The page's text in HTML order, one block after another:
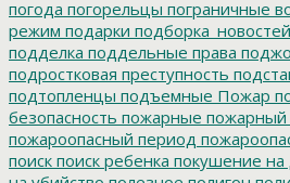
погода погорельцы пограничные
режим подарки подборка_новостей
подделка поддельные права
подростковая преступность
подтопленцы подъемные Пожар
безопасность пожарные пожарный
пожароопасный период
поиск поиск ребенка покушение на